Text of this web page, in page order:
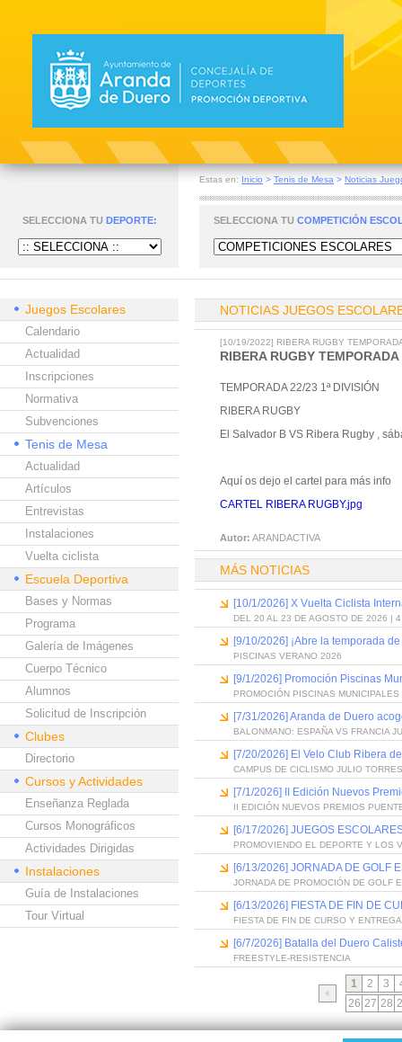
Estas en: Inicio > Tenis de Mesa > Noticias
SELECCIONA TU DEPORTE: SELECCIONA TU COMPETICIÓN
Juegos Escolares
Calendario
Actualidad
Inscripciones
Normativa
Subvenciones
Tenis de Mesa
Actualidad
Artículos
Entrevistas
Instalaciones
Vuelta ciclista
Escuela Deportiva
Bases y Normas
Programa
Galería de Imágenes
Cuerpo Técnico
Alumnos
Solicitud de Inscripción
Clubes
Directorio
Cursos y Actividades
Enseñanza Reglada
Cursos Monográficos
Actividades Dirigidas
Instalaciones
Guía de Instalaciones
Tour Virtual
NOTICIAS JUEGOS
[10/19/2022] RIBERA RUGBY
RIBERA RUGBY
TEMPORADA 22/23 1ª DIVISIÓN
RIBERA RUGBY
El Salvador B VS Ribera Rugby ,
Aquí os dejo el cartel para más info
CARTEL RIBERA RUGBY.jpg
Autor: ARANDACTIVA
MÁS NOTICIAS
[10/1/2026] X Vuelta Ciclista
DEL 20 AL 23 DE AGOSTO DE 2026 | 4
[9/10/2026] ¡Abre la temporada
PISCINAS VERANO 2026
[9/1/2026] Promoción Piscinas
PROMOCIÓN PISCINAS
[7/31/2026] Aranda de Duero
BALONMANO: ESPAÑA VS FRANCIA
[7/20/2026] El Velo Club Ribera
CAMPUS DE CICLISMO JULIO
[7/1/2026] II Edición Nuevos
II EDICIÓN NUEVOS PREMIOS
[6/17/2026] JUEGOS
PROMOVIENDO EL DEPORTE Y LOS
[6/13/2026] JORNADA DE GOLF
JORNADA DE PROMOCIÓN DE GOLF
[6/13/2026] FIESTA DE FIN DE
FIESTA DE FIN DE CURSO Y
[6/7/2026] Batalla del Duero
FREESTYLE-RESISTENCIA
1 2 3
26 27 28